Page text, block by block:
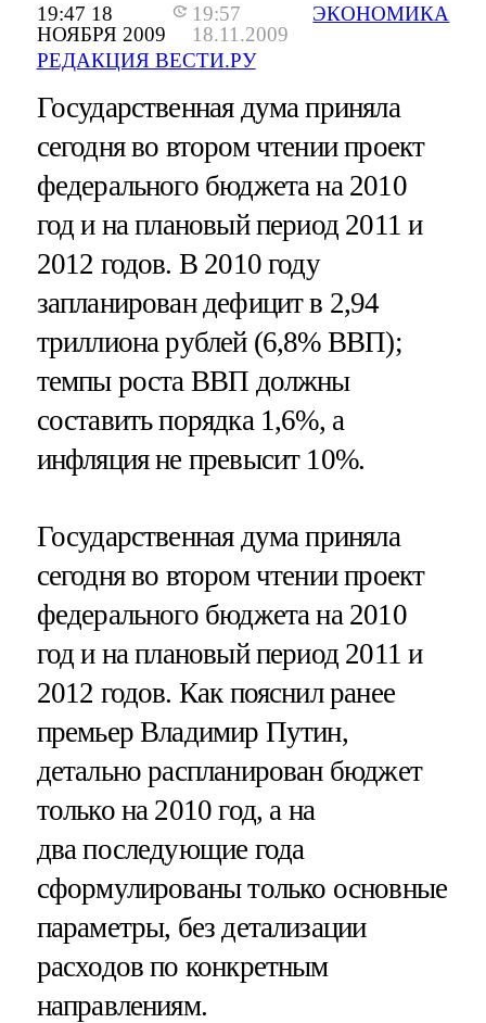
19:47 18
НОЯБРЯ 2009
19:57
18.11.2009
РЕДАКЦИЯ ВЕСТИ.РУ
ЭКОНОМИКА
Государственная дума приняла
сегодня во втором чтении проект
федерального бюджета на 2010
год и на плановый период 2011 и
2012 годов. В 2010 году
запланирован дефицит в 2,94
триллиона рублей (6,8% ВВП);
темпы роста ВВП должны
составить порядка 1,6%, а
инфляция не превысит 10%.
Государственная дума приняла
сегодня во втором чтении проект
федерального бюджета на 2010
год и на плановый период 2011 и
2012 годов. Как пояснил ранее
премьер Владимир Путин,
детально распланирован бюджет
только на 2010 год, а на
два последующие года
сформулированы только основные
параметры, без детализации
расходов по конкретным
направлениям.